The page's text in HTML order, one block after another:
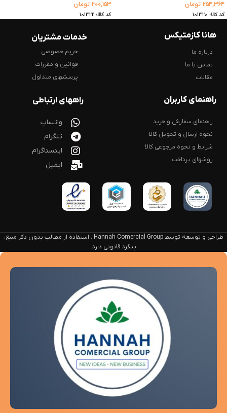
۲۵۴,۳۶۴ تومان
کد کالا: 101320
۲۰۰,۱۵۳ تومان
کد کالا: 101322
هانا کازمتیکس
درباره ما
تماس با ما
مقالات
خدمات مشتریان
حریم خصوصی
قوانین و مقررات
پرسشهای متداول
راهنمای کاربران
راهنمای سفارش و خرید
نحوه ارسال و تحویل کالا
شرایط و نحوه مرجوعی کالا
روشهای پرداخت
راههای ارتباطی
واتساپ
تلگرام
اینستاگرام
ایمیل
طراحی و توسعه توسط Hannah Comercial Group . استفاده از مطالب بدون ذکر منبع،
پیگرد قانونی دارد.